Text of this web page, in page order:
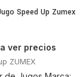
Speed Up Zumex
ver precios
ZUMEX